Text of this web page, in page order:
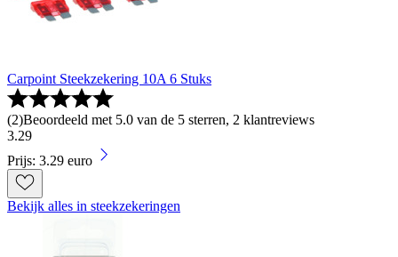
Carpoint Steekzekering 10A 6 Stuks
(2)Beoordeeld met 5.0 van de 5 sterren, 2 klantreviews
3.29
Prijs: 3.29 euro
Bekijk alles in steekzekeringen